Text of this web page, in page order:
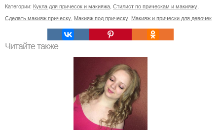
Категории: Кукла для причесок и макияжа Стилист по прическам и макияжу
Сделать макияж прическу Макияж под прическу Макияж и прически для девочек
Читайте также